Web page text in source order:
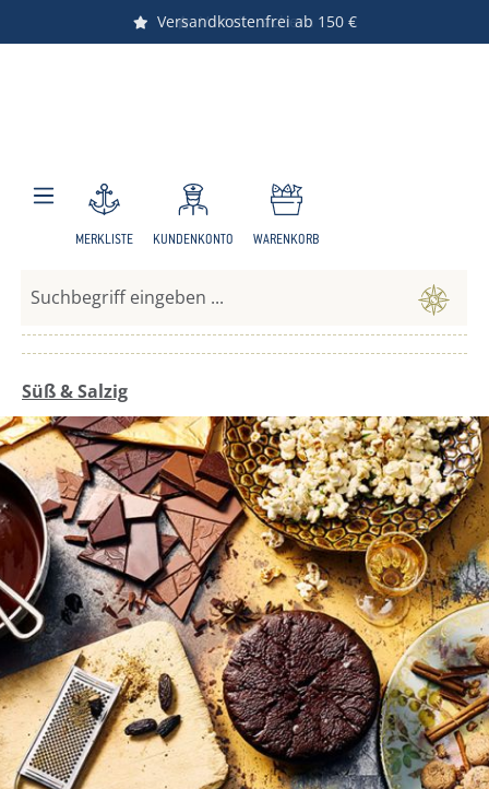
Zum Hauptinhalt springen
Versandkostenfrei ab 150 €
MERKLISTE KUNDENKONTO WARENKORB
Süß & Salzig